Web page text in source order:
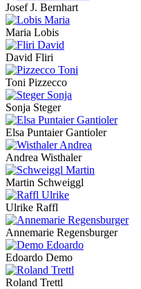
Josef J. Bernhart
Maria Lobis
David Fliri
Toni Pizzecco
Sonja Steger
Elsa Puntaier Gantioler
Andrea Wisthaler
Martin Schweiggl
Ulrike Raffl
Annemarie Regensburger
Edoardo Demo
Roland Trettl